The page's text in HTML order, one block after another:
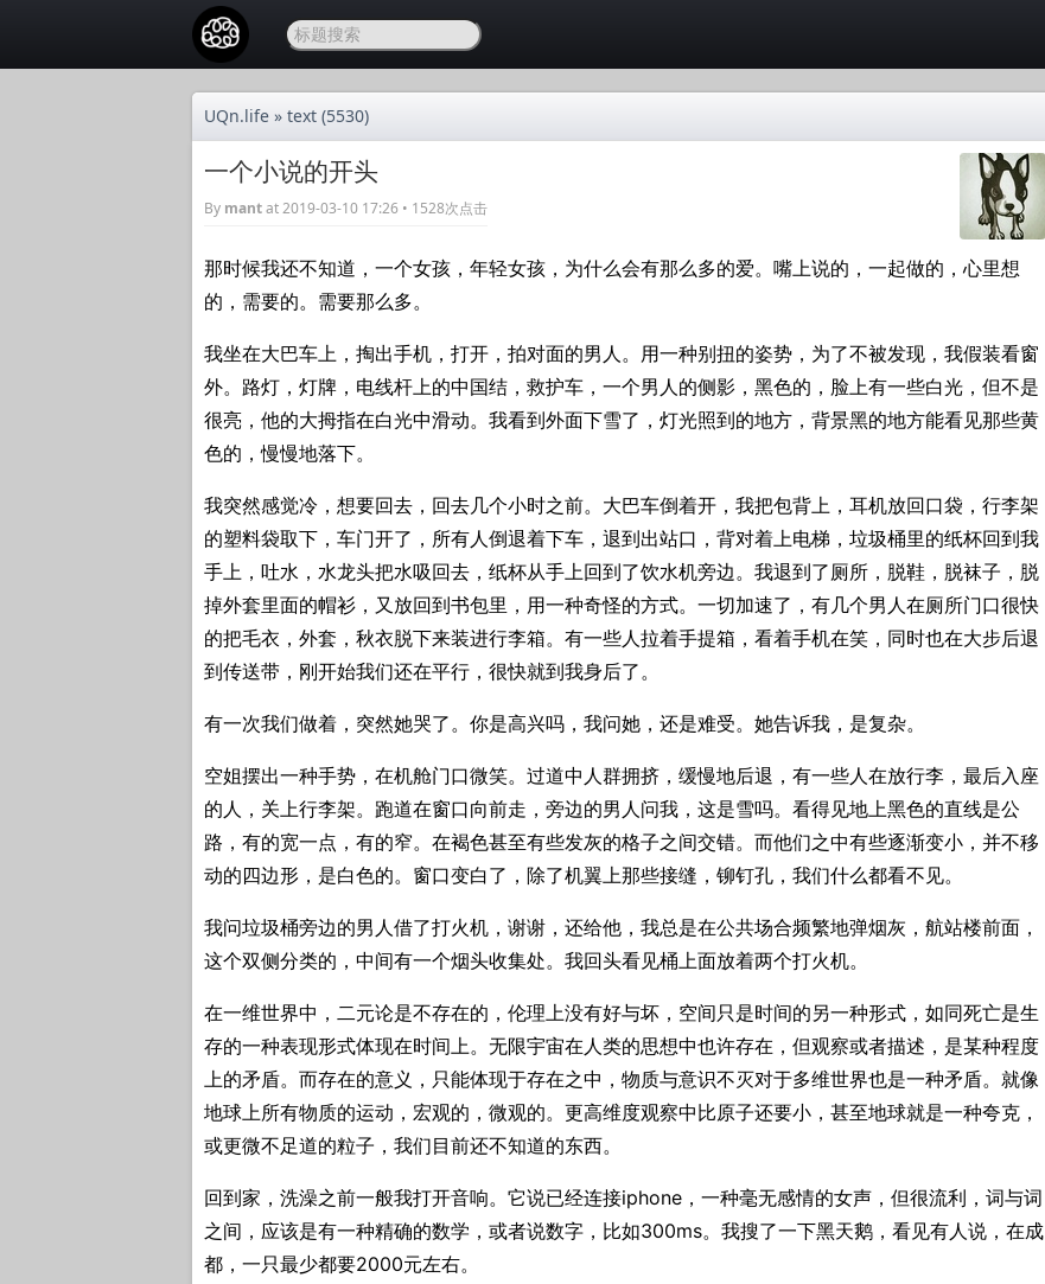
UQn.life » text (5530)
一个小说的开头
By mantat 2019-03-10 17:26 • 1528次点击
那时候我还不知道，一个女孩，年轻女孩，为什么会有那么多的爱。嘴上说的，一起做的，心里想
的，需要的。需要那么多。
我坐在大巴车上，掏出手机，打开，拍对面的男人。用一种别扭的姿势，为了不被发现，我假装看窗
外。路灯，灯牌，电线杆上的中国结，救护车，一个男人的侧影，黑色的，脸上有一些白光，但不是
很亮，他的大拇指在白光中滑动。我看到外面下雪了，灯光照到的地方，背景黑的地方能看见那些黄
色的，慢慢地落下。
我突然感觉冷，想要回去，回去几个小时之前。大巴车倒着开，我把包背上，耳机放回口袋，行李架
的塑料袋取下，车门开了，所有人倒退着下车，退到出站口，背对着上电梯，垃圾桶里的纸杯回到我
手上，吐水，水龙头把水吸回去，纸杯从手上回到了饮水机旁边。我退到了厕所，脱鞋，脱袜子，脱
掉外套里面的帽衫，又放回到书包里，用一种奇怪的方式。一切加速了，有几个男人在厕所门口很快
的把毛衣，外套，秋衣脱下来装进行李箱。有一些人拉着手提箱，看着手机在笑，同时也在大步后退
到传送带，刚开始我们还在平行，很快就到我身后了。
有一次我们做着，突然她哭了。你是高兴吗，我问她，还是难受。她告诉我，是复杂。
空姐摆出一种手势，在机舱门口微笑。过道中人群拥挤，缓慢地后退，有一些人在放行李，最后入座
的人，关上行李架。跑道在窗口向前走，旁边的男人问我，这是雪吗。看得见地上黑色的直线是公
路，有的宽一点，有的窄。在褐色甚至有些发灰的格子之间交错。而他们之中有些逐渐变小，并不移
动的四边形，是白色的。窗口变白了，除了机翼上那些接缝，铆钉孔，我们什么都看不见。
我问垃圾桶旁边的男人借了打火机，谢谢，还给他，我总是在公共场合频繁地弹烟灰，航站楼前面，
这个双侧分类的，中间有一个烟头收集处。我回头看见桶上面放着两个打火机。
在一维世界中，二元论是不存在的，伦理上没有好与坏，空间只是时间的另一种形式，如同死亡是生
存的一种表现形式体现在时间上。无限宇宙在人类的思想中也许存在，但观察或者描述，是某种程度
上的矛盾。而存在的意义，只能体现于存在之中，物质与意识不灭对于多维世界也是一种矛盾。就像
地球上所有物质的运动，宏观的，微观的。更高维度观察中比原子还要小，甚至地球就是一种夸克，
或更微不足道的粒子，我们目前还不知道的东西。
回到家，洗澡之前一般我打开音响。它说已经连接iphone，一种毫无感情的女声，但很流利，词与词
之间，应该是有一种精确的数学，或者说数字，比如300ms。我搜了一下黑天鹅，看见有人说，在成
都，一只最少都要2000元左右。